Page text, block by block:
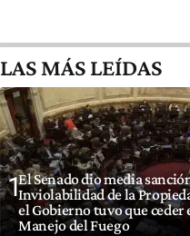
LAS MÁS LEÍDAS
1El Senado dio media
Inviolabilidad de la
el Gobierno tuvo que ceder
Manejo del Fuego